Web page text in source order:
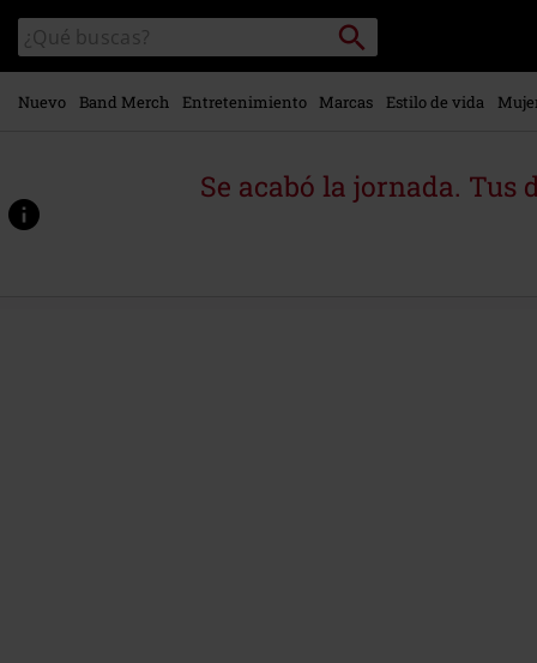
contenido
principal
Buscar
en
el
catálogo
Buscar
Nuevo Band Merch Entretenimiento Marcas Estilo de vida
Se acabó la jornada. Tus